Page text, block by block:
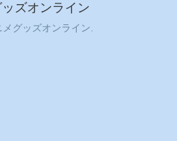
ズオンライン
グッズオンライン.